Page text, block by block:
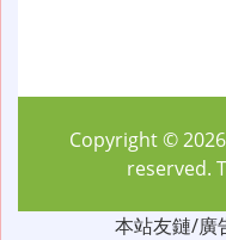
Copyright © 2026
reserved.
本站友鏈/廣